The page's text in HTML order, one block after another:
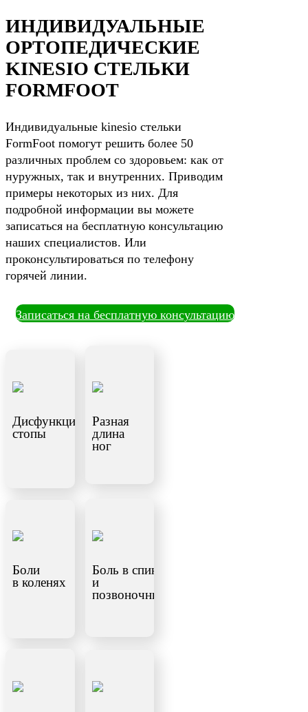
ИНДИВИДУАЛЬНЫЕ
ОРТОПЕДИЧЕСКИЕ
KINESIO СТЕЛЬКИ
FORMFOOT
Индивидуальные kinesio стельки
FormFoot помогут решить более 50
различных проблем со здоровьем: как от
нуружных, так и внутренних. Приводим
примеры некоторых из них. Для
подробной информации вы можете
записаться на бесплатную консультацию
наших специалистов. Или
проконсультироваться по телефону
горячей линии.
Записаться на бесплатную консультацию
Дисфункция
стопы
Разная
длина
ног
Боли
в коленях
Боль в спине
и
позвоночнике